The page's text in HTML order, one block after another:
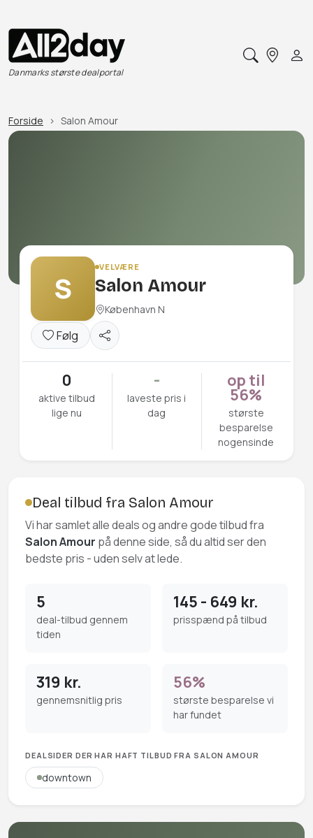
Danmarks største dealportal
Forside Salon Amour
S
VELVÆRE
Salon Amour
København N
Følg
0
aktive tilbud
lige nu
-
laveste pris i
dag
op til
56%
største
besparelse
nogensinde
Deal tilbud fra Salon Amour
Vi har samlet alle deals og andre gode tilbud fra
Salon Amour på denne side, så du altid ser den
bedste pris - uden selv at lede.
5
deal-tilbud gennem
tiden
145 - 649 kr.
prisspænd på tilbud
319 kr.
gennemsnitlig pris
56%
største besparelse vi
har fundet
DEALSIDER DER HAR HAFT TILBUD FRA SALON AMOUR
downtown